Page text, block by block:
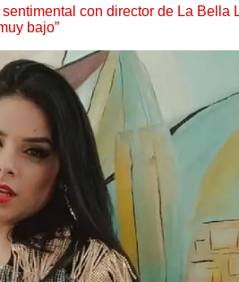
con director de La Bella
bajo”